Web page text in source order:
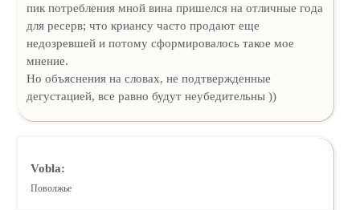
пик потребления мной вина пришелся на отличные года
для ресерв; что криансу часто продают еще
недозревшей и потому сформировалось такое мое
мнение.
Но объяснения на словах, не подтвержденные
дегустацией, все равно будут неубедительны ))
Vobla:
Поволжье